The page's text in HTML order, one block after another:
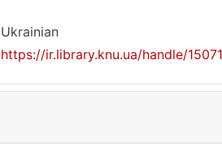
Ukrainian
https://ir.library.knu.ua/handle/